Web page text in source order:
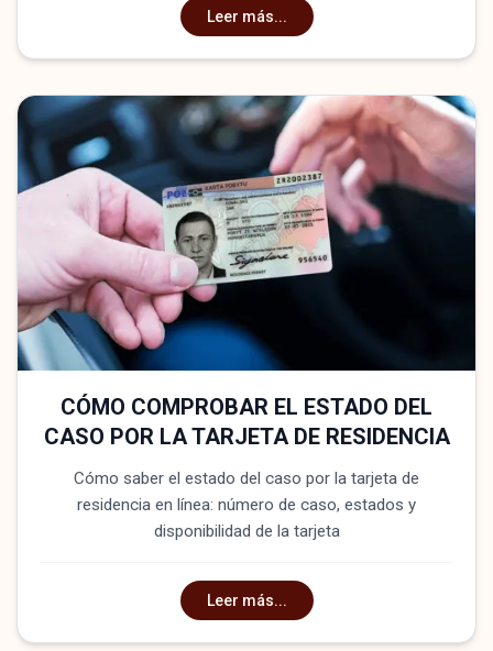
Leer más...
CÓMO COMPROBAR EL ESTADO DEL
CASO POR LA TARJETA DE RESIDENCIA
Cómo saber el estado del caso por la tarjeta de
residencia en línea: número de caso, estados y
disponibilidad de la tarjeta
Leer más...